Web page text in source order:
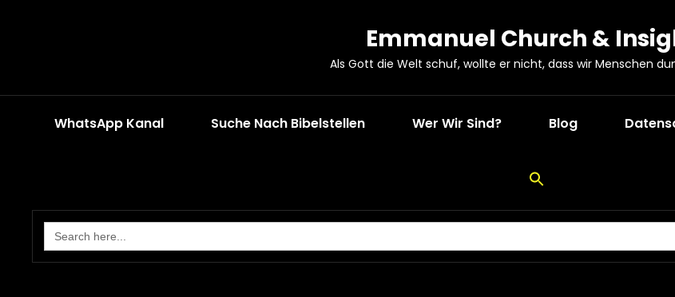
Emmanuel Church &
Als Gott die Welt schuf, wollte er nicht, dass wir Menschen
WhatsApp Kanal Suche Nach Bibelstellen Wer Wir Sind? Blog
Search
for: